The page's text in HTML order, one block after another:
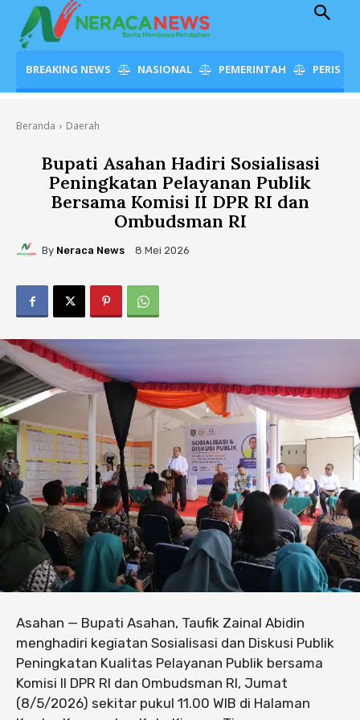
BREAKING NEWS NASIONAL PEMERINTAH
Beranda Daerah
Bupati Asahan Hadiri Sosialisasi
Peningkatan Pelayanan Publik
Bersama Komisi II DPR RI dan
Ombudsman RI
By Neraca News 8 Mei 2026
Asahan — Bupati Asahan, Taufik Zainal Abidin
menghadiri kegiatan Sosialisasi dan Diskusi Publik
Peningkatan Kualitas Pelayanan Publik bersama
Komisi II DPR RI dan Ombudsman RI, Jumat
(8/5/2026) sekitar pukul 11.00 WIB di Halaman